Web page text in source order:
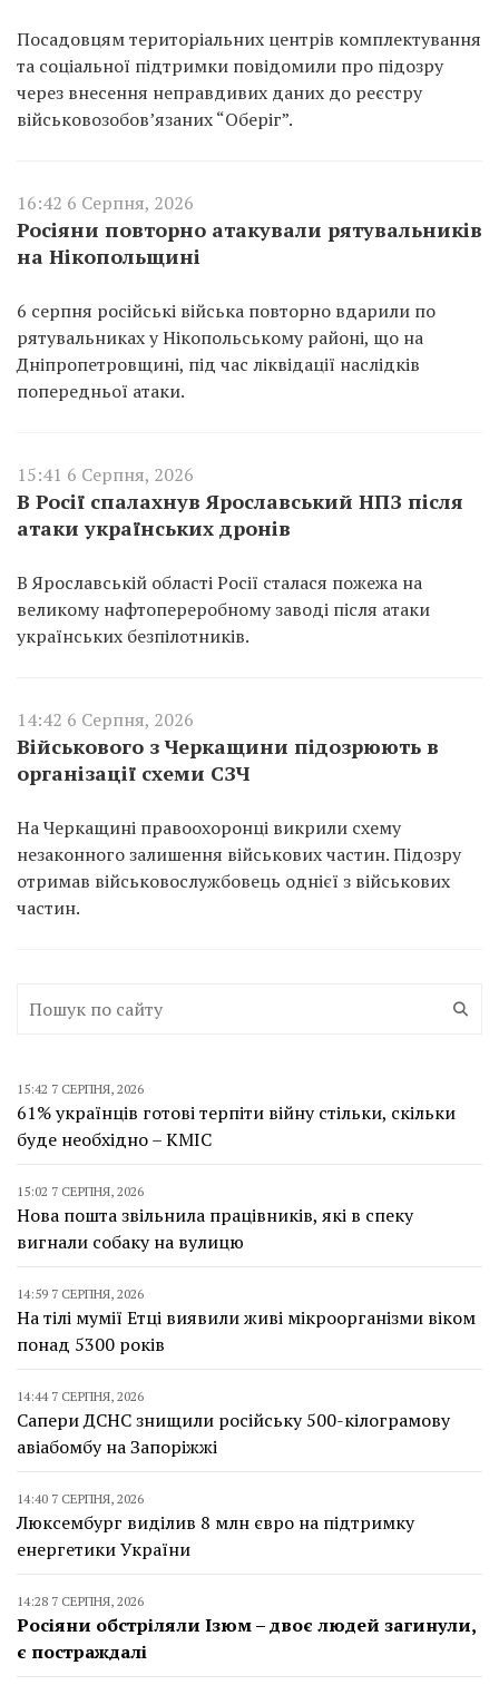
Посадовцям територіальних центрів комплектування
та соціальної підтримки повідомили про підозру
через внесення неправдивих даних до реєстру
військовозобов’язаних “Оберіг”.
16:42 6 Серпня, 2026
Росіяни повторно атакували рятувальників
на Нікопольщині
6 серпня російські війська повторно вдарили по
рятувальниках у Нікопольському районі, що на
Дніпропетровщині, під час ліквідації наслідків
попередньої атаки.
15:41 6 Серпня, 2026
В Росії спалахнув Ярославський НПЗ після
атаки українських дронів
В Ярославській області Росії сталася пожежа на
великому нафтопереробному заводі після атаки
українських безпілотників.
14:42 6 Серпня, 2026
Військового з Черкащини підозрюють в
організації схеми СЗЧ
На Черкащині правоохоронці викрили схему
незаконного залишення військових частин. Підозру
отримав військовослужбовець однієї з військових
частин.
15:42 7 СЕРПНЯ, 2026
61% українців готові терпіти війну стільки, скільки
буде необхідно – КМІС
15:02 7 СЕРПНЯ, 2026
Нова пошта звільнила працівників, які в спеку
вигнали собаку на вулицю
14:59 7 СЕРПНЯ, 2026
На тілі мумії Етці виявили живі мікроорганізми віком
понад 5300 років
14:44 7 СЕРПНЯ, 2026
Сапери ДСНС знищили російську 500-кілограмову
авіабомбу на Запоріжжі
14:40 7 СЕРПНЯ, 2026
Люксембург виділив 8 млн євро на підтримку
енергетики України
14:28 7 СЕРПНЯ, 2026
Росіяни обстріляли Ізюм – двоє людей загинули,
є постраждалі